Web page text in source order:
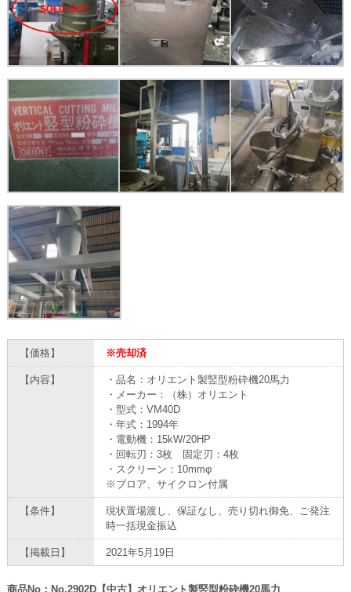
【価格】 ※売却済
【内容】
・品名：オリエント製竪型粉砕機20馬力
・メーカー：（株）オリエント
・型式：VM40D
・年式：1994年
・電動機：15kW/20HP
・回転刃：3枚 固定刃：4枚
・スクリーン：10mmφ
※ブロア、サイクロン付属
【条件】
現状置場渡し、保証なし、売り切れ御免、ご発注
時一括現金振込
【掲載日】 2021年5月19日
商品No：No.2902D【中古】オリエント製竪型粉砕機20馬力